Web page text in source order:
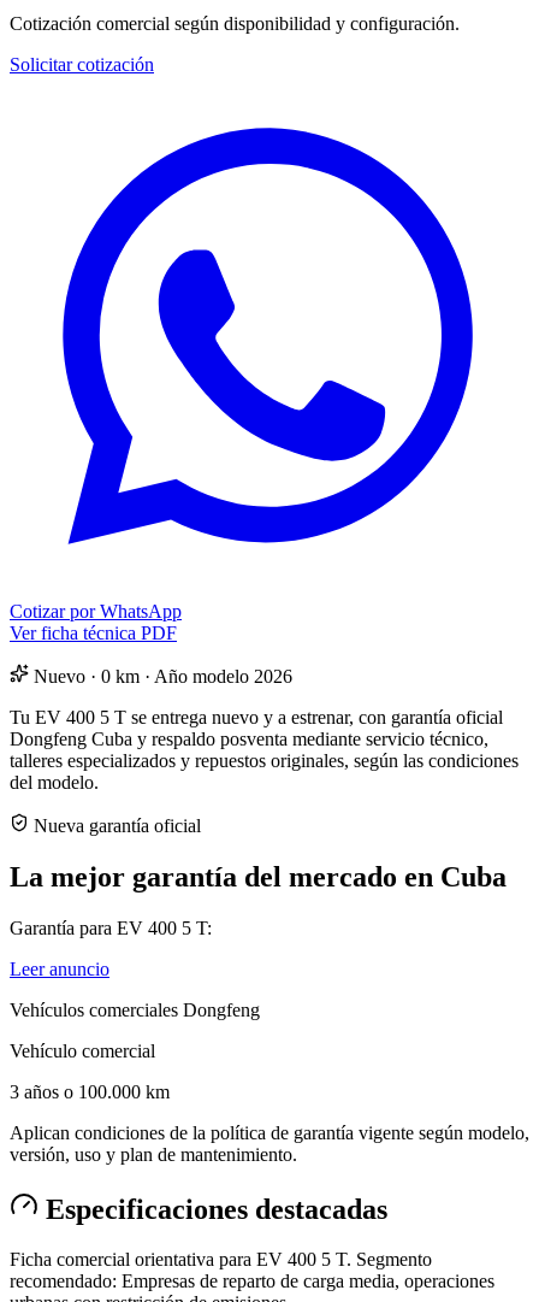
Cotización comercial según disponibilidad y configuración.
Solicitar cotización
Cotizar por WhatsApp
Ver ficha técnica PDF
Nuevo · 0 km · Año modelo 2026
Tu EV 400 5 T se entrega nuevo y a estrenar, con garantía oficial
Dongfeng Cuba y respaldo posventa mediante servicio técnico,
talleres especializados y repuestos originales, según las condiciones
del modelo.
Nueva garantía oficial
La mejor garantía del mercado en Cuba
Garantía para EV 400 5 T:
Leer anuncio
Vehículos comerciales Dongfeng
Vehículo comercial
3 años o 100.000 km
Aplican condiciones de la política de garantía vigente según modelo,
versión, uso y plan de mantenimiento.
Especificaciones destacadas
Ficha comercial orientativa para EV 400 5 T. Segmento
recomendado: Empresas de reparto de carga media, operaciones